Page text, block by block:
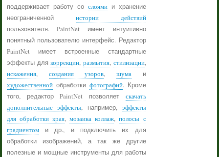
поддерживает работу со слоямии хранение
неограниченной истории действий
пользователя. PaintNet имеет интуитивно
понятный пользователю интерфейс. Редактор
PaintNet имеет встроенные стандартные
эффекты длякоррекции, размытия, стилизации,
искажения, создания узоров, шумаи
художественнойобработки фотографий. Кроме
того, редактор PaintNet позволяет скачать
дополнительные эффекты, например, эффекты
для обработки края,мозаика коллаж,полосы с
градиентоми др., и подключить их для
обработки изображений, а так же другие
полезные и мощные инструменты для работы